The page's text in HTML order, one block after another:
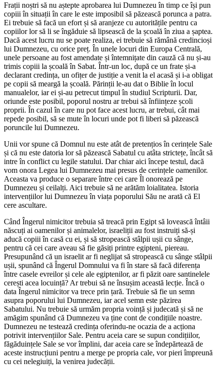
Frații noștri să nu aștepte aprobarea lui Dumnezeu în timp ce își pun
copiii în situații în care le este imposibil să păzească porunca a patra.
Ei trebuie să facă un efort și să aranjeze cu autoritățile pentru ca
copiilor lor să li se îngăduie să lipsească de la școală în ziua a șaptea.
Dacă acest lucru nu se poate realiza, ei trebuie să rămână credincioși
lui Dumnezeu, cu orice preț. În unele locuri din Europa Centrală,
unele persoane au fost amendate și întemnițate din cauză că nu și-au
trimis copiii la școală în Sabat. Într-un loc, după ce un frate și-a
declarant credința, un ofițer de justiție a venit la el acasă și i-a obligat
pe copii să meargă la școală. Părinții le-au dat o Biblie în locul
manualelor, iar ei și-au petrecut timpul în studiul Scripturii. Dar,
oriunde este posibil, poporul nostru ar trebui să înființeze școli
proprii. În cazul în care nu pot face acest lucru, ar trebui, cât mai
repede posibil, să se mute în locuri unde pot fi liberi să păzească
poruncile lui Dumnezeu.
Unii vor spune că Domnul nu este atât de pretențios în cerințele Sale
și că nu este datoria lor să păzească Sabatul cu atâta strictețe, încât să
intre în conflict cu legile statului. Dar chiar aici începe testul, dacă
vom onora Legea lui Dumnezeu mai presus de cerințele oamenilor.
Aceasta va produce o separare între cei care Îl onorează pe
Dumnezeu și ceilalți. Aici trebuie să ne arătăm loialitatea. Istoria
intervențiilor lui Dumnezeu în viața poporului Său ne arată că El
cere ascultare.
Când Îngerul nimicitor trebuia să treacă prin Egipt să lovească întâii
născuți ai oamenilor și animalelor, israeliții au fost instruiți să-și
aducă copiii în casă cu ei, și să stropească stâlpii ușii cu sânge,
pentru că cei care aveau să fie găsiți printre egipteni, piereau.
Presupunând că un israelit ar fi neglijat să stropească cu sânge stâlpii
ușii, spunând că Îngerul Domnului va fi în stare să facă diferența
între casele evreilor și cele ale egiptenilor, ar fi păzit oare santinelele
cerești acea locuință? Ar trebui să ne însușim această lecție. Încă o
data Îngerul nimicitor va trece prin țară. Trebuie să fie un semn
asupra poporului lui Dumnezeu, iar acel semn este păzirea
Sabatului. Nu trebuie să urmăm propria voință și judecată și să ne
amăgim spunând că Dumnezeu va ține cont de condițiile noastre.
Dumnezeu ne testează credința oferindu-ne ocazia de a acționa
potrivit intervențiilor Sale. Pentru aceia care se supun condițiilor,
făgăduințele Sale se vor împlini, dar aceia care se îndepărtează de
aceste instrucțiuni pentru a merge pe propria cale, vor pieri împreună
cu cei nelegiuiți, la venirea judecății.